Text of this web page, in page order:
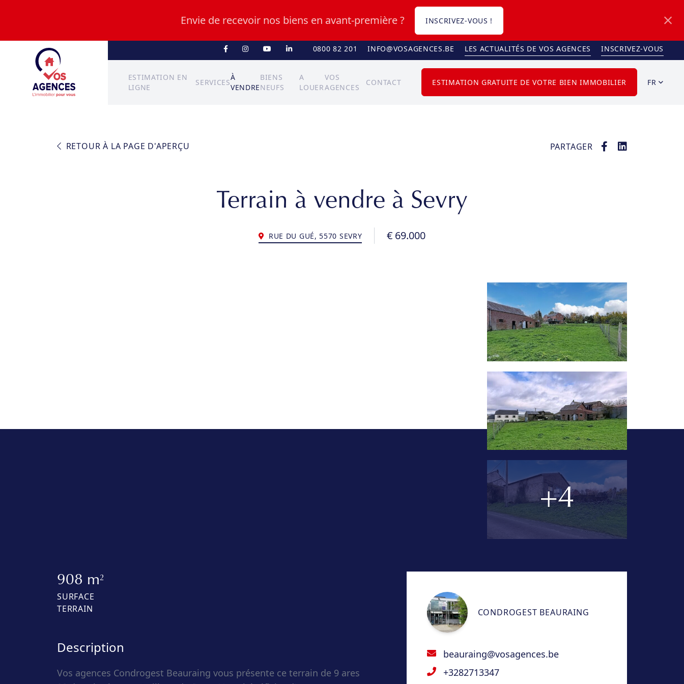
Envie de recevoir nos biens en avant-première ? INSCRIVEZ-VOUS !
0800 82 201 INFO@VOSAGENCES.BE LES ACTUALITÉS DE VOS AGENCES INSCRIVEZ-VOUS
ESTIMATION EN
LIGNE
SERVICES
À
VENDRE
BIENS
NEUFS
A
LOUER
VOS
AGENCES
CONTACT ESTIMATION GRATUITE DE VOTRE BIEN IMMOBILIER FR
RETOUR À LA PAGE D'APERÇU PARTAGER
Terrain à vendre à Sevry
RUE DU GUÉ, 5570 SEVRY € 69.000
+4
908 m2
SURFACE
TERRAIN
Description
Vos agences Condrogest Beauraing vous présente ce terrain de 9 ares
CONDROGEST BEAURAING
beauraing@vosagences.be
+3282713347